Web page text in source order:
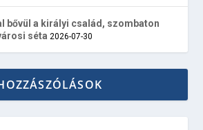
bővül a királyi család, szombaton
séta 2026-07-30